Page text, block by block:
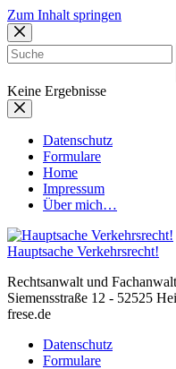
Zum Inhalt springen
Keine Ergebnisse
Datenschutz
Formulare
Home
Impressum
Über mich…
Hauptsache Verkehrsrecht!
Rechtsanwalt und
Siemensstraße 12 - 52525
frese.de
Datenschutz
Formulare